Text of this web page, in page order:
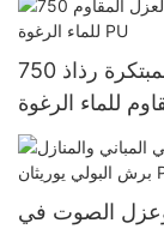
750 مل من البيع الساخن سعر المصنع المبتكرة رذاذ
وعزل الصوت في